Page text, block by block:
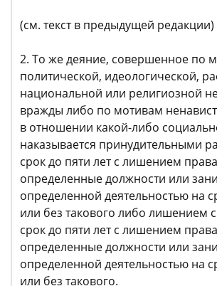
(см. текст в предыдущей редакции)
2. То же деяние, совершенное по
политической, идеологической,
национальной или религиозной
вражды либо по мотивам
в отношении какой-либо
наказывается принудительными
срок до пяти лет с лишением
определенные должности или
определенной деятельностью на
или без такового либо лишением
срок до пяти лет с лишением
определенные должности или
определенной деятельностью на
или без такового.